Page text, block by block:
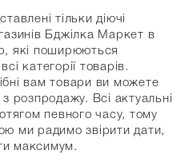
тільки діючі
Бджілка Mаркет в
які поширюються
категорії товарів.
вам товари ви можете
розпродажу. Всі актуальні
певного часу, тому
ми радимо звірити дати,
максимум.